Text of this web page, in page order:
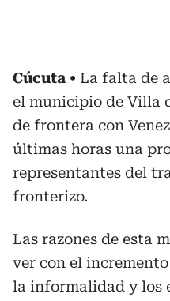
Cúcuta
La falta de
el municipio de Villa
de frontera con
últimas horas una
representantes del
fronterizo.
Las razones de esta
ver con el
la informalidad y los